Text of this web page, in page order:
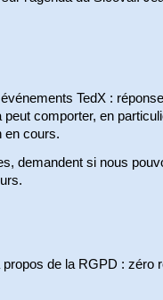
TedX :
comporter, en
en cours.
demandent si nous
de la RGPD : zéro